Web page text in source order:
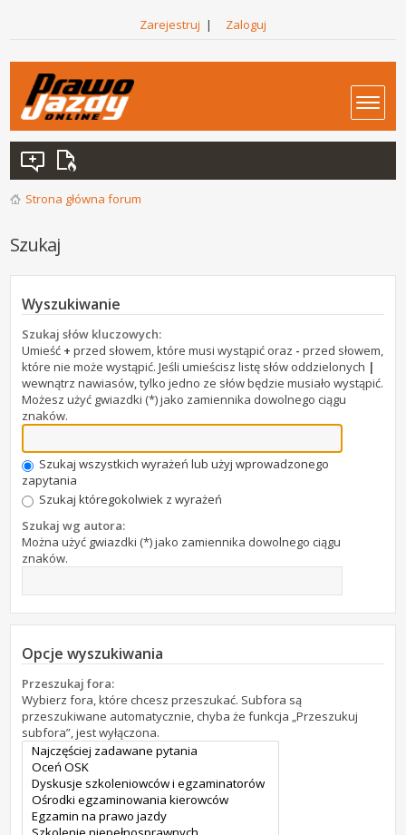
Zarejestruj | Zaloguj
Strona główna forum
Szukaj
Wyszukiwanie
Szukaj słów kluczowych:
Umieść + przed słowem, które musi wystąpić oraz - przed słowem,
które nie może wystąpić. Jeśli umieścisz listę słów oddzielonych |
wewnątrz nawiasów, tylko jedno ze słów będzie musiało wystąpić.
Możesz użyć gwiazdki (*) jako zamiennika dowolnego ciągu
znaków.
Szukaj wszystkich wyrażeń lub użyj wprowadzonego
zapytania
Szukaj któregokolwiek z wyrażeń
Szukaj wg autora:
Można użyć gwiazdki (*) jako zamiennika dowolnego ciągu
znaków.
Opcje wyszukiwania
Przeszukaj fora:
Wybierz fora, które chcesz przeszukać. Subfora są
przeszukiwane automatycznie, chyba że funkcja „Przeszukuj
subfora”, jest wyłączona.